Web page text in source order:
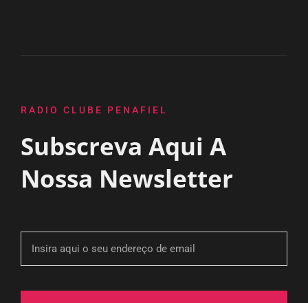
RADIO CLUBE PENAFIEL
Subscreva Aqui A
Nossa Newsletter